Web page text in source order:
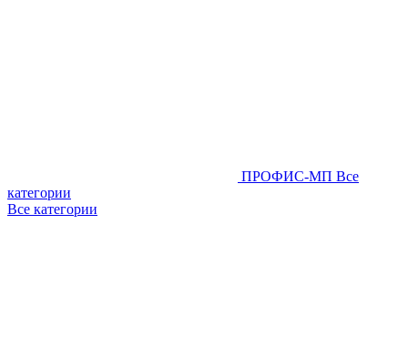
ПРОФИС-МП Все
категории
Все категории